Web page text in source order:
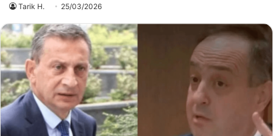
Tarik H. 25/03/2026